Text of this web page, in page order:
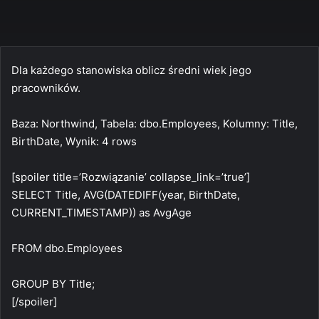
Dla każdego stanowiska oblicz średni wiek jego
pracowników.
Baza: Northwind, Tabela: dbo.Employees, Kolumny: Title,
BirthDate, Wynik: 4 rows
[spoiler title=’Rozwiązanie’ collapse_link=’true’]
SELECT Title, AVG(DATEDIFF(year, BirthDate,
CURRENT_TIMESTAMP)) as AvgAge
FROM dbo.Employees
GROUP BY Title;
[/spoiler]